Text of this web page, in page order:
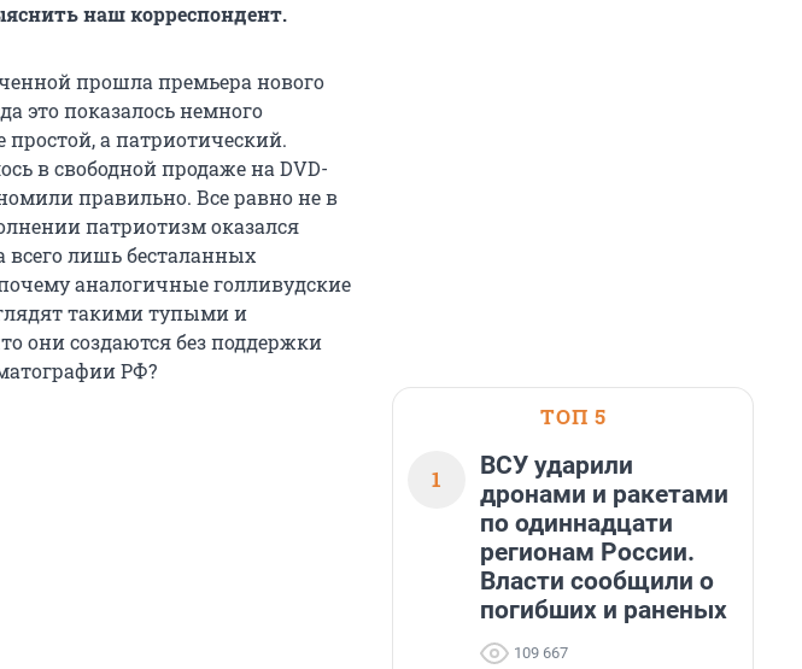
наш корреспондент.
прошла премьера нового
это показалось немного
а патриотический.
в свободной продаже на DVD-
правильно. Все равно не в
патриотизм оказался
лишь бесталанных
аналогичные голливудские
такими тупыми и
они создаются без поддержки
РФ?
ТОП 5
1
ВСУ ударили
дронами и ракетами
по одиннадцати
регионам России.
Власти сообщили о
погибших и раненых
109 667